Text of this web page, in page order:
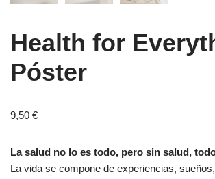
Health for
Póster
9,50 €
La salud no lo es todo, pero sin salud,
La vida se compone de experiencias,